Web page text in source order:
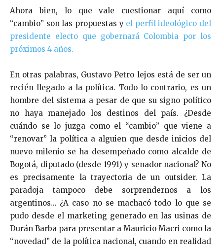
Ahora bien, lo que vale cuestionar aquí como
“cambio” son las propuestas y el perfil ideológico del
presidente electo que gobernará Colombia por los
próximos 4 años.
En otras palabras, Gustavo Petro lejos está de ser un
recién llegado a la política. Todo lo contrario, es un
hombre del sistema a pesar de que su signo político
no haya manejado los destinos del país. ¿Desde
cuándo se lo juzga como el “cambio” que viene a
“renovar” la política a alguien que desde inicios del
nuevo milenio se ha desempeñado como alcalde de
Bogotá, diputado (desde 1991) y senador nacional? No
es precisamente la trayectoria de un outsider. La
paradoja tampoco debe sorprendernos a los
argentinos… ¿A caso no se machacó todo lo que se
pudo desde el marketing generado en las usinas de
Durán Barba para presentar a Mauricio Macri como la
“novedad” de la política nacional, cuando en realidad